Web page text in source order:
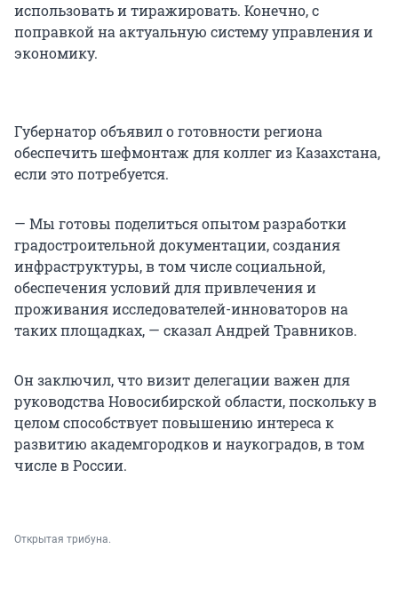
использовать и тиражировать. Конечно, с
поправкой на актуальную систему управления и
экономику.
Губернатор объявил о готовности региона
обеспечить шефмонтаж для коллег из Казахстана,
если это потребуется.
— Мы готовы поделиться опытом разработки
градостроительной документации, создания
инфраструктуры, в том числе социальной,
обеспечения условий для привлечения и
проживания исследователей-инноваторов на
таких площадках, — сказал Андрей Травников.
Он заключил, что визит делегации важен для
руководства Новосибирской области, поскольку в
целом способствует повышению интереса к
развитию академгородков и наукоградов, в том
числе в России.
Открытая трибуна.